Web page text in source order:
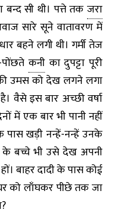
सी थी। पत्ते तकजरा
सारे सूने वातावरण में
बहने लगी थी। गर्मी तेज
कनीका दुपट्टा पूरी
की उमस को देख लगने लगा
वैसे इस बार अच्छी वर्षा
में एक बार भी पानी नहीं
खड़ी नन्हें-नन्हें उनके
के बच्चे भी उसे देख अपनी
बाहर दादी के पास कोई
को लाँघकर पीछे तक जा